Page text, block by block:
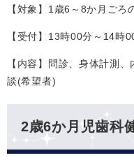
【対象】1歳6～8か月ごろ
【受付】13時00分～14時
【内容】問診、身体計測
談(希望者)
2歳6か月児歯科